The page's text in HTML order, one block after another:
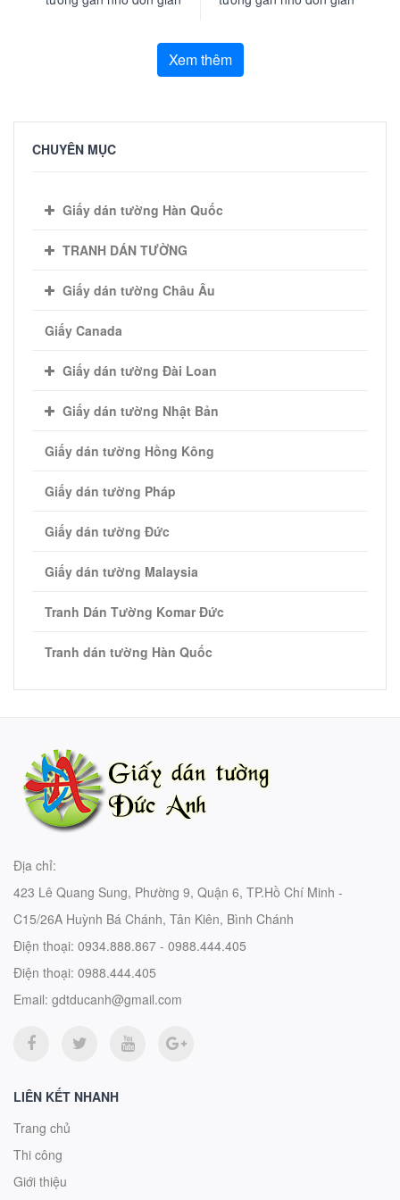
CHUYÊN MỤC
Giấy dán tường Hàn Quốc
TRANH DÁN TƯỜNG
Giấy dán tường Châu Âu
Giấy Canada
Giấy dán tường Đài Loan
Giấy dán tường Nhật Bản
Giấy dán tường Hồng Kông
Giấy dán tường Pháp
Giấy dán tường Đức
Giấy dán tường Malaysia
Tranh Dán Tường Komar Đức
Tranh dán tường Hàn Quốc
Xem thêm
Địa chỉ:
423 Lê Quang Sung, Phường 9, Quận 6, TP.Hồ Chí Minh -
C15/26A Huỳnh Bá Chánh, Tân Kiên, Bình Chánh
Điện thoại: 0934.888.867 - 0988.444.405
Điện thoại: 0988.444.405
Email: gdtducanh@gmail.com
LIÊN KẾT NHANH
Trang chủ
Thi công
Giới thiệu